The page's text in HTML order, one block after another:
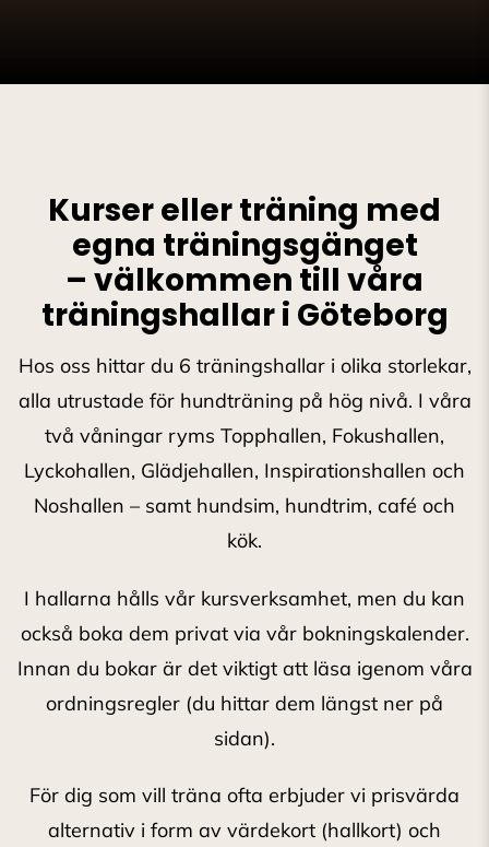
Kurser eller träning med
egna träningsgänget
– välkommen till våra
träningshallar i Göteborg
Hos oss hittar du 6 träningshallar i olika storlekar,
alla utrustade för hundträning på hög nivå. I våra
två våningar ryms Topphallen, Fokushallen,
Lyckohallen, Glädjehallen, Inspirationshallen och
Noshallen – samt hundsim, hundtrim, café och
kök.
I hallarna hålls vår kursverksamhet, men du kan
också boka dem privat via vår bokningskalender.
Innan du bokar är det viktigt att läsa igenom våra
ordningsregler (du hittar dem längst ner på
sidan).
För dig som vill träna ofta erbjuder vi prisvärda
alternativ i form av värdekort (hallkort) och